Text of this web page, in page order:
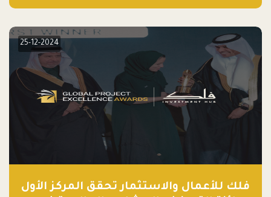
25-12-2024
فلك للأعمال والاستثمار تحقق المركز الأول